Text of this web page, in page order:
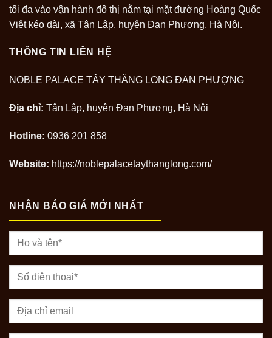
tối đa vào vận hành đô thị nằm tại mặt đường Hoàng Quốc
Việt kéo dài, xã Tân Lập, huyện Đan Phượng, Hà Nội.
THÔNG TIN LIÊN HỆ
NOBLE PALACE TÂY THĂNG LONG ĐAN PHƯỢNG
Địa chỉ: Tân Lập, huyện Đan Phượng, Hà Nội
Hotline: 0936 201 858
Website: https://noblepalacetaythanglong.com/
NHẬN BÁO GIÁ MỚI NHẤT